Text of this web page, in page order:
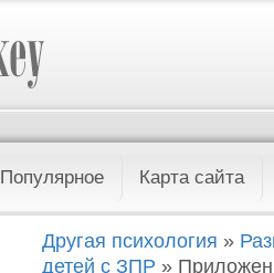
Популярное Карта сайта
Другая психология »
детей с ЗПР »